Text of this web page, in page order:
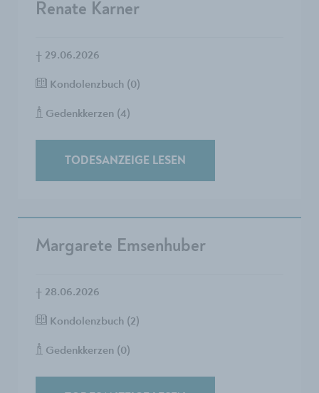
Renate Karner
† 29.06.2026
Kondolenzbuch (0)
Gedenkkerzen (4)
TODESANZEIGE LESEN
Margarete Emsenhuber
† 28.06.2026
Kondolenzbuch (2)
Gedenkkerzen (0)